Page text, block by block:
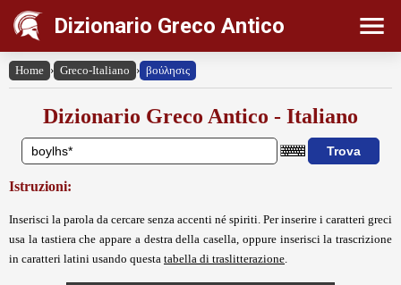
Dizionario Greco Antico
Home › Greco-Italiano › βούλησις
Dizionario Greco Antico - Italiano
Istruzioni:
Inserisci la parola da cercare senza accenti né spiriti. Per inserire i caratteri greci
usa la tastiera che appare a destra della casella, oppure inserisci la trascrizione
in caratteri latini usando questa tabella di traslitterazione